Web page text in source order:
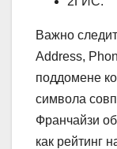
Важно
Address,
поддомене
символа
Франчайзи
как рейтинг